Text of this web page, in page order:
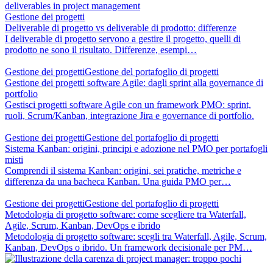
Gestione dei progetti
Deliverable di progetto vs deliverable di prodotto: differenze
I deliverable di progetto servono a gestire il progetto, quelli di
prodotto ne sono il risultato. Differenze, esempi…
Gestione dei progettiGestione del portafoglio di progetti
Gestione dei progetti software Agile: dagli sprint alla governance di
portfolio
Gestisci progetti software Agile con un framework PMO: sprint,
ruoli, Scrum/Kanban, integrazione Jira e governance di portfolio.
Gestione dei progettiGestione del portafoglio di progetti
Sistema Kanban: origini, principi e adozione nel PMO per portafogli
misti
Comprendi il sistema Kanban: origini, sei pratiche, metriche e
differenza da una bacheca Kanban. Una guida PMO per…
Gestione dei progettiGestione del portafoglio di progetti
Metodologia di progetto software: come scegliere tra Waterfall,
Agile, Scrum, Kanban, DevOps e ibrido
Metodologia di progetto software: scegli tra Waterfall, Agile, Scrum,
Kanban, DevOps o ibrido. Un framework decisionale per PM…